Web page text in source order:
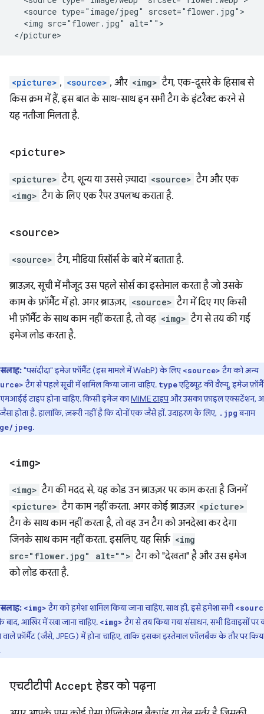
  <source type="image/jpeg" srcset="flower.jpg">
  <img src="flower.jpg" alt="">
<picture> , <source> , और <img> टैग, एक-दूसरे के हिसाब से
किस क्रम में हैं, इस बात के साथ-साथ इन सभी टैग के इंटरैक्ट करने से
यह नतीजा मिलता है.
<picture>
<picture> टैग, शून्य या उससे ज़्यादा <source> टैग और एक
<img> टैग के लिए एक रैपर उपलब्ध कराता है.
<source>
<source> टैग, मीडिया रिसॉर्स के बारे में बताता है.
ब्राउज़र, सूची में मौजूद उस पहले सोर्स का इस्तेमाल करता है जो उसके
काम के फ़ॉर्मैट में हो. अगर ब्राउज़र, <source> टैग में दिए गए किसी
भी फ़ॉर्मैट के साथ काम नहीं करता है, तो वह <img> टैग से तय की गई
इमेज लोड करता है.
सलाह:"पसंदीदा" इमेज फ़ॉर्मैट (इस मामले में WebP) के लिए <source>टैग को अन्य
टैग से पहले सूची में शामिल किया जाना चाहिए. typeएट्रिब्यूट की वैल्यू, इमेज
टाइप होना चाहिए. किसी इमेज काMIME टाइपऔर उसका फ़ाइल एक्सटेंशन,
होता है. हालांकि, ज़रूरी नहीं है कि दोनों एक जैसे हों. उदाहरण के लिए, .jpgबनाम
jpeg.
<img>
<img> टैग की मदद से, यह कोड उन ब्राउज़र पर काम करता है जिनमें
<picture> टैग काम नहीं करता. अगर कोई ब्राउज़र <picture>
टैग के साथ काम नहीं करता है, तो वह उन टैग को अनदेखा कर देगा
जिनके साथ काम नहीं करता. इसलिए, यह सिर्फ़ <img
src="flower.jpg" alt=""> टैग को "देखता" है और उस इमेज
को लोड करता है.
सलाह: <img>टैग को हमेशा शामिल किया जाना चाहिए. साथ ही, इसे हमेशा सभी
बाद, आखिर में रखा जाना चाहिए. <img>टैग से तय किया गया संसाधन, सभी डिवाइसों पर
फ़ॉर्मैट (जैसे, JPEG) में होना चाहिए, ताकि इसका इस्तेमाल फ़ॉलबैक के तौर पर
एचटीटीपीAccept हेडर को पढ़ना